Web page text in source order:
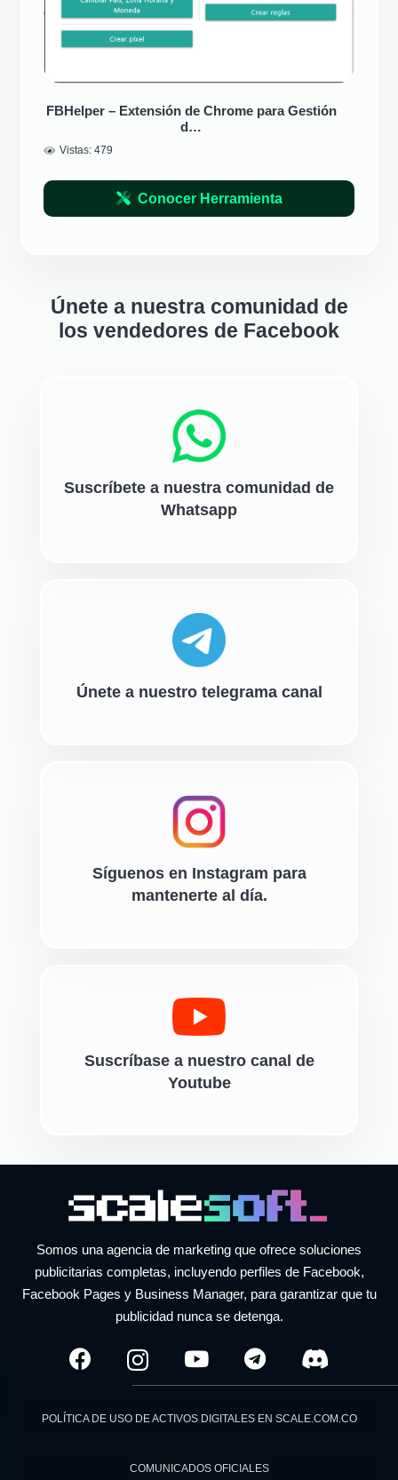
FBHelper – Extensión de Chrome para Gestión
d…
Vistas:479
Conocer Herramienta
Únete a nuestra comunidad de
los vendedores de Facebook
Suscríbete a nuestra comunidad de
Whatsapp
Únete a nuestro telegrama canal
Síguenos en Instagram para
mantenerte al día.
Suscríbase a nuestro canal de
Youtube
Somos una agencia de marketing que ofrece soluciones
publicitarias completas, incluyendo perfiles de Facebook,
Facebook Pages y Business Manager, para garantizar que tu
publicidad nunca se detenga.
POLÍTICA DE USO DE ACTIVOS DIGITALES EN SCALE.COM.CO
COMUNICADOS OFICIALES